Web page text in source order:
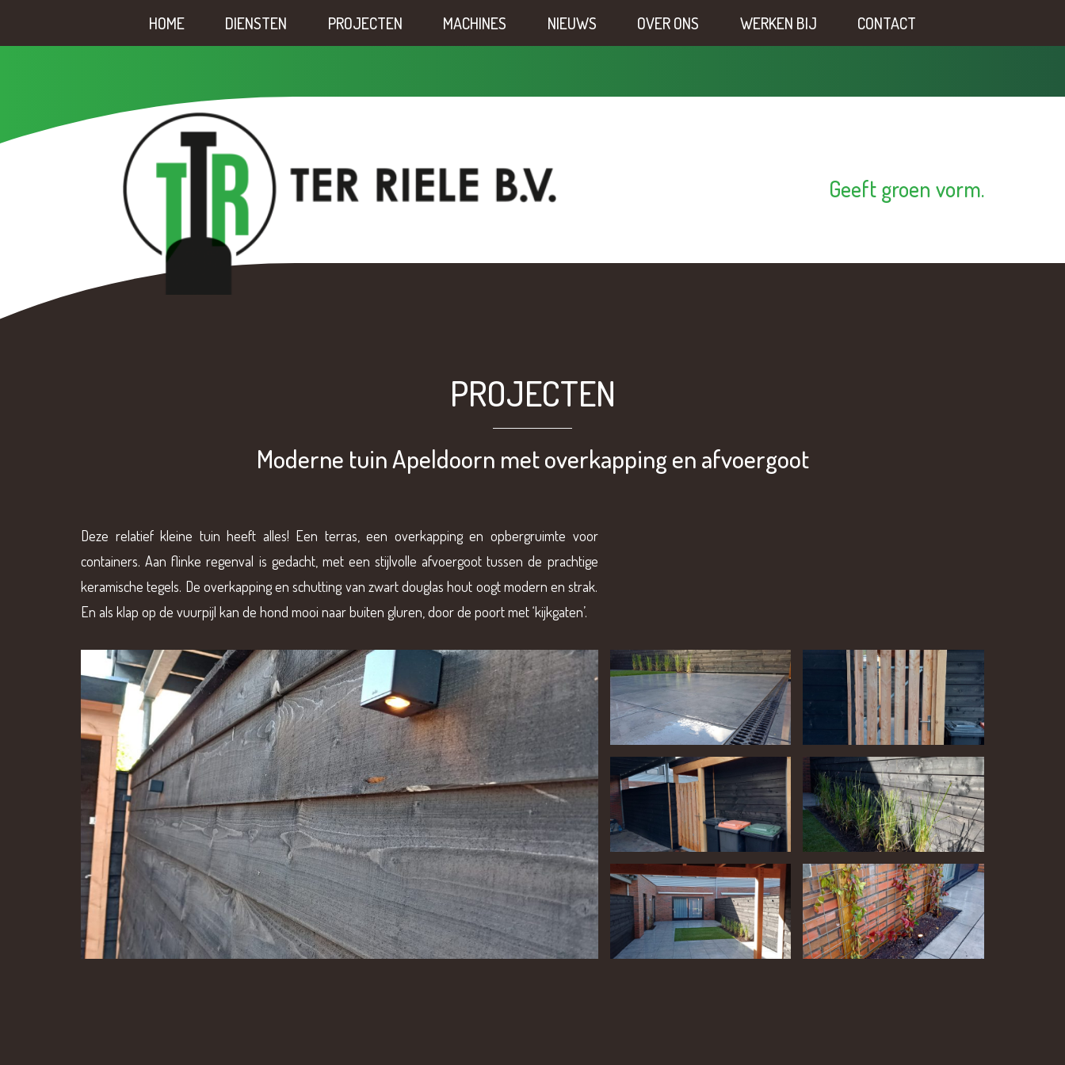
HOME DIENSTEN PROJECTEN MACHINES NIEUWS OVER ONS WERKEN BIJ CONTACT
Geeft groen vorm.
PROJECTEN
Moderne tuin Apeldoorn met overkapping en afvoergoot
Deze relatief kleine tuin heeft alles! Een terras, een overkapping en opbergruimte voor
containers. Aan flinke regenval is gedacht, met een stijlvolle afvoergoot tussen de prachtige
keramische tegels. De overkapping en schutting van zwart douglas hout oogt modern en strak.
En als klap op de vuurpijl kan de hond mooi naar buiten gluren, door de poort met ‘kijkgaten’.